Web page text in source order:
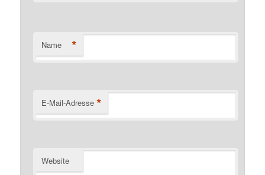
Name *
E-Mail-Adresse *
Website